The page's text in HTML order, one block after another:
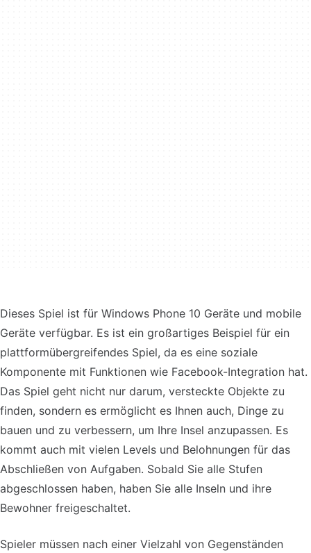
Dieses Spiel ist für Windows Phone 10 Geräte und mobile
Geräte verfügbar. Es ist ein großartiges Beispiel für ein
plattformübergreifendes Spiel, da es eine soziale
Komponente mit Funktionen wie Facebook-Integration hat.
Das Spiel geht nicht nur darum, versteckte Objekte zu
finden, sondern es ermöglicht es Ihnen auch, Dinge zu
bauen und zu verbessern, um Ihre Insel anzupassen. Es
kommt auch mit vielen Levels und Belohnungen für das
Abschließen von Aufgaben. Sobald Sie alle Stufen
abgeschlossen haben, haben Sie alle Inseln und ihre
Bewohner freigeschaltet.
Spieler müssen nach einer Vielzahl von Gegenständen